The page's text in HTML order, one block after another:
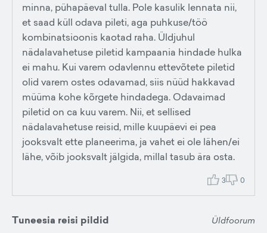
minna, pühapäeval tulla. Pole kasulik lennata nii,
et saad küll odava pileti, aga puhkuse/töö
kombinatsioonis kaotad raha. Üldjuhul
nädalavahetuse piletid kampaania hindade hulka
ei mahu. Kui varem odavlennu ettevõtete piletid
olid varem ostes odavamad, siis nüüd hakkavad
müüma kohe kõrgete hindadega. Odavaimad
piletid on ca kuu varem. Nii, et sellised
nädalavahetuse reisid, mille kuupäevi ei pea
jooksvalt ette planeerima, ja vahet ei ole lähen/ei
lähe, võib jooksvalt jälgida, millal tasub ära osta.
3 0
Tuneesia reisi pildid Üldfoorum